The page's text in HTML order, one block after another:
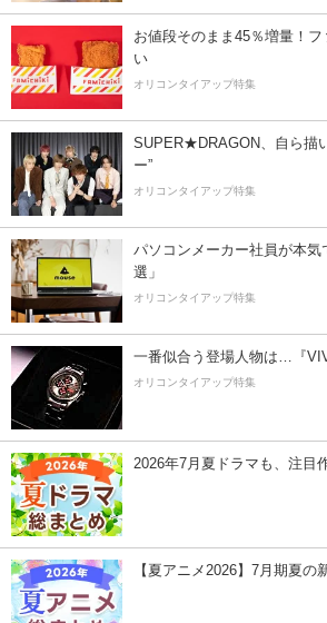
お値段そのまま45％増量！
い
オリコンタイアップ特集
SUPER★DRAGON、自ら描
ー”
オリコンタイアップ特集
パソコンメーカー社員が本気
選」
オリコンタイアップ特集
一番似合う登場人物は…『
オリコンタイアップ特集
2026年7月夏ドラマも、注目
【夏アニメ2026】7月期夏の